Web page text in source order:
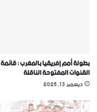
بطولة أمم إفريقيا بالمغرب : قائمة
القنوات المفتوحة الناقلة
ديسمبر 13, 2025